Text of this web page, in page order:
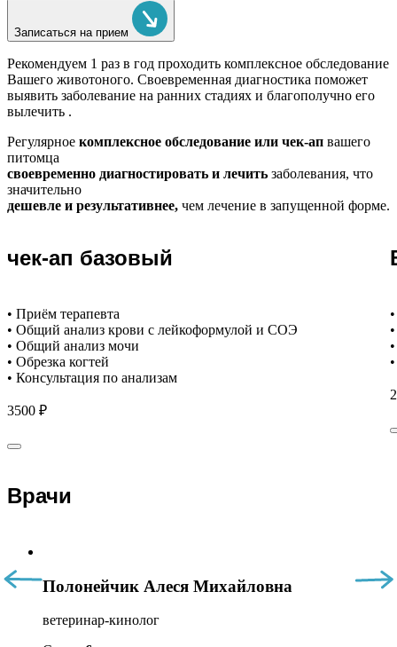
Записаться на прием
Рекомендуем 1 раз в год проходить комплексное обследование
Вашего животоного. Своевременная диагностика поможет
выявить заболевание на ранних стадиях и благополучно его
вылечить .
Регулярное комплексное обследование или чек-ап вашего
питомца
своевременно диагностировать и лечить заболевания, что
значительно
дешевле и результативнее, чем лечение в запущенной форме.
чек-ап базовый
• Приём терапевта
• Общий анализ крови с лейкоформулой и СОЭ
• Общий анализ мочи
• Обрезка когтей
• Консультация по анализам
3500 ₽
Врачи
Полонейчик Алеся Михайловна
ветеринар-кинолог